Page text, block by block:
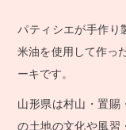
パティシエが手作り
米油を使用して作っ
ーキです。
山形県は村山・置賜
の土地の文化や風習